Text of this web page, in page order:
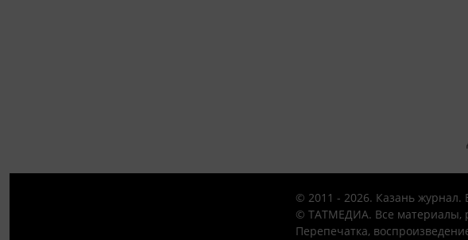
© 2011 - 2026. Казань
© ТАТМЕДИА. Все материалы,
Перепечатка,